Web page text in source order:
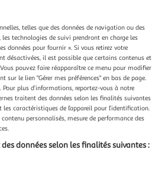
catégorie
de filer...
autre recherche...
telles que des données de navigation ou des
technologies de suivi prendront en charge les
données pour fournir ». Si vous retirez votre
désactivées, il est possible que certains contenus et
pouvez faire réapparaître ce menu pour modifier
le lien "Gérer mes préférences" en bas de page.
plus d’informations, reportez-vous à notre
traitent des données selon les finalités suivantes
caractéristiques de l’appareil pour l’identification.
personnalisés, mesure de performance des
données selon les finalités suivantes :